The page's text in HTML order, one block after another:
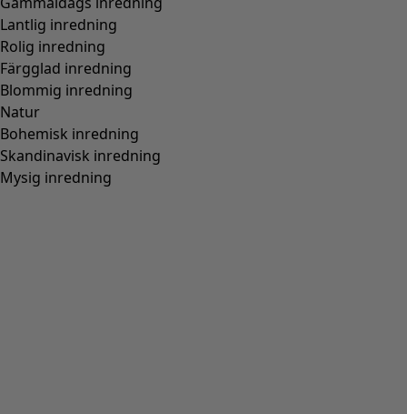
Lantlig inredning
Rolig inredning
Färgglad inredning
Blommig inredning
Natur
Bohemisk inredning
Skandinavisk inredning
Mysig inredning